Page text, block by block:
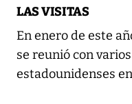
LAS VISITAS
En enero de este
se reunió con
estadounidenses